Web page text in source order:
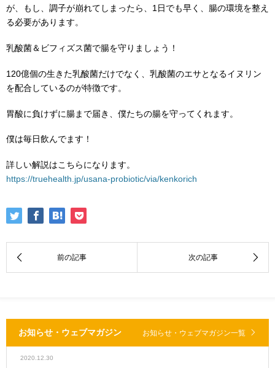
が、もし、調子が崩れてしまったら、1日でも早く、腸の環境を整え
る必要があります。
乳酸菌＆ビフィズス菌で腸を守りましょう！
120億個の生きた乳酸菌だけでなく、乳酸菌のエサとなるイヌリン
を配合しているのが特徴です。
胃酸に負けずに腸まで届き、僕たちの腸を守ってくれます。
僕は毎日飲んでます！
詳しい解説はこちらになります。
https://truehealth.jp/usana-probiotic/via/kenkorich
お知らせ・ウェブマガジン お知らせ・ウェブマガジン一覧
2020.12.30